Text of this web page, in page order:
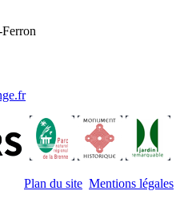
Plan du site Mentions légales